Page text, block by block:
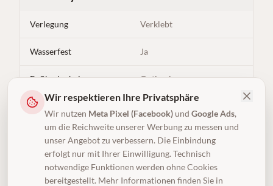
Verlegung Verklebt
Wasserfest Ja
Fußbodenheizung Optimal
Aufbauhöhe Gering (ca. 2–4 mm)
Trittschall Mittel
Gewerbegeeignet
Wir respektieren Ihre Privatsphäre
Wir nutzen Meta Pixel (Facebook) und Google Ads,
um die Reichweite unserer Werbung zu messen und
unser Angebot zu verbessern. Die Einbindung
erfolgt nur mit Ihrer Einwilligung. Technisch
notwendige Funktionen werden ohne Cookies
bereitgestellt. Mehr Informationen finden Sie in